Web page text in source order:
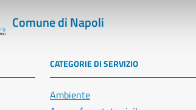
Comune di Napoli
CATEGORIE DI SERVIZIO
Ambiente